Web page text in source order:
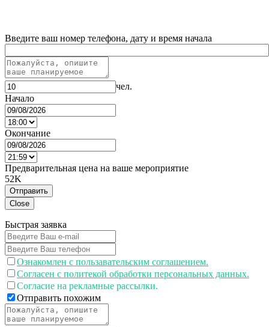
Введите ваш номер телефона, дату и время начала
чел.
Начало
Окончание
Предварительная цена на ваше мероприятие
52K
Отправить
Close
Быстрая заявка
Ознакомлен с пользавательским соглашением.
Согласен с политекой обработки персональных данных.
Согласие на рекламные рассылки.
Отправить похожим